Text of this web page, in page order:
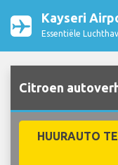
Kayseri
Essentiële
Citroen
HUURAUTO